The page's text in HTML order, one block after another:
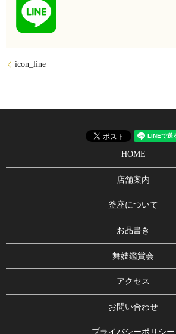
icon_line
HOME
店舗案内
釜座について
お品書き
舞妓鑑賞会
アクセス
お問い合わせ
プライバシーポリシー